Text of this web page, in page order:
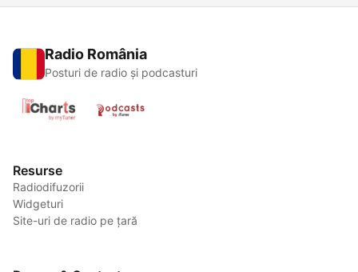
Radio România
Posturi de radio și podcasturi
Resurse
Radiodifuzorii
Widgeturi
Site-uri de radio pe țară